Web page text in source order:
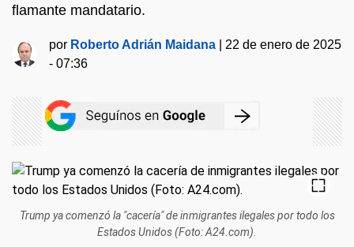
flamante mandatario.
por Roberto Adrián Maidana
22 de enero de 2025
- 07:36
Trump ya comenzó la "cacería" de inmigrantes ilegales por todo los
Estados Unidos (Foto: A24.com).